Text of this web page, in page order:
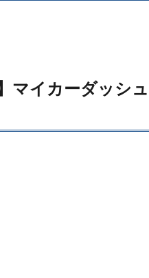
マイカーダッシュ